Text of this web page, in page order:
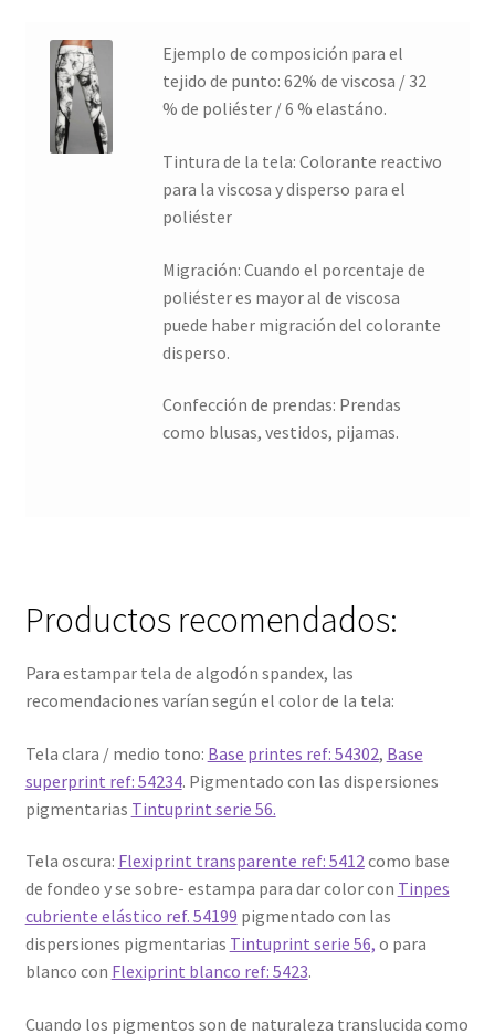
Ejemplo de composición para el
tejido de punto: 62% de viscosa / 32
% de poliéster / 6 % elastáno.
Tintura de la tela: Colorante reactivo
para la viscosa y disperso para el
poliéster
Migración: Cuando el porcentaje de
poliéster es mayor al de viscosa
puede haber migración del colorante
disperso.
Confección de prendas: Prendas
como blusas, vestidos, pijamas.
Productos recomendados:
Para estampar tela de algodón spandex, las
recomendaciones varían según el color de la tela:
Tela clara / medio tono: Base printes ref: 54302, Base
superprint ref: 54234. Pigmentado con las dispersiones
pigmentarias Tintuprint serie 56.
Tela oscura: Flexiprint transparente ref: 5412como base
de fondeo y se sobre- estampa para dar color con Tinpes
cubriente elástico ref. 54199 pigmentado con las
dispersiones pigmentarias Tintuprint serie 56, o para
blanco con Flexiprint blanco ref: 5423.
Cuando los pigmentos son de naturaleza translucida como